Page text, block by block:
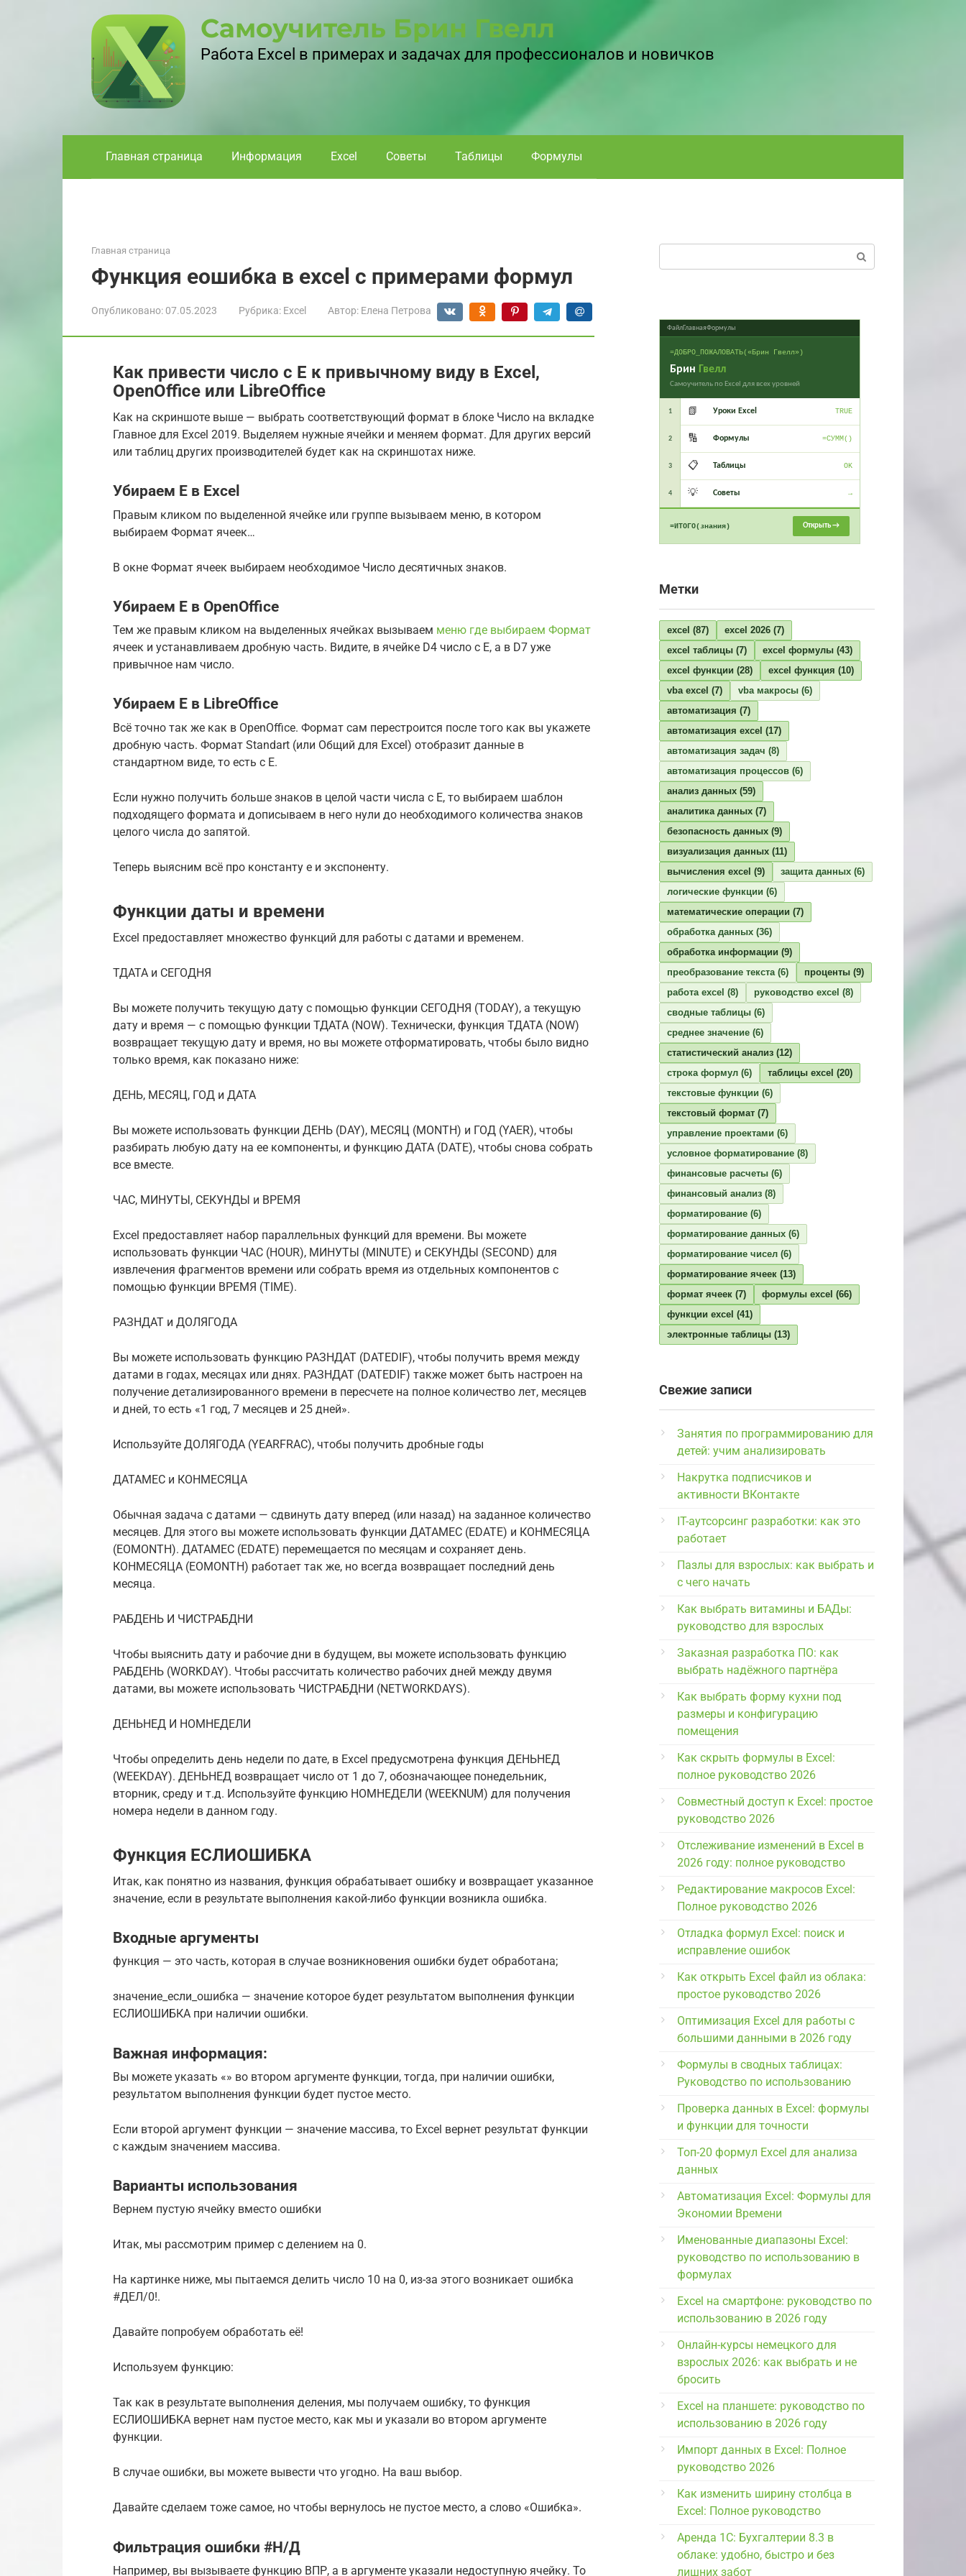
Самоучитель Брин Гвелл
Работа Excel в примерах и задачах для профессионалов и новичков
Главная страница Информация Excel Советы Таблицы Формулы
Главная страница
Функция еошибка в excel с примерами формул
Опубликовано: 07.05.2023 Рубрика: Excel Автор: Елена Петрова
Как привести число с Е к привычному виду в Excel,
OpenOffice или LibreOffice
Как на скриншоте выше — выбрать соответствующий формат в блоке Число на вкладке
Главное для Excel 2019. Выделяем нужные ячейки и меняем формат. Для других версий
или таблиц других производителей будет как на скриншотах ниже.
Убираем Е в Excel
Правым кликом по выделенной ячейке или группе вызываем меню, в котором
выбираем Формат ячеек…
В окне Формат ячеек выбираем необходимое Число десятичных знаков.
Убираем Е в OpenOffice
Тем же правым кликом на выделенных ячейках вызываем меню где выбираем Формат
ячеек и устанавливаем дробную часть. Видите, в ячейке D4 число с E, а в D7 уже
привычное нам число.
Убираем Е в LibreOffice
Всё точно так же как в OpenOffice. Формат сам перестроится после того как вы укажете
дробную часть. Формат Standart (или Общий для Excel) отобразит данные в
стандартном виде, то есть с E.
Если нужно получить больше знаков в целой части числа c E, то выбираем шаблон
подходящего формата и дописываем в него нули до необходимого количества знаков
целого числа до запятой.
Теперь выясним всё про константу e и экспоненту.
Функции даты и времени
Excel предоставляет множество функций для работы с датами и временем.
ТДАТА и СЕГОДНЯ
Вы можете получить текущую дату с помощью функции СЕГОДНЯ (TODAY), а текущую
дату и время — с помощью функции ТДАТА (NOW). Технически, функция ТДАТА (NOW)
возвращает текущую дату и время, но вы можете отформатировать, чтобы было видно
только время, как показано ниже:
ДЕНЬ, МЕСЯЦ, ГОД и ДАТА
Вы можете использовать функции ДЕНЬ (DAY), МЕСЯЦ (MONTH) и ГОД (YAER), чтобы
разбирать любую дату на ее компоненты, и функцию ДАТА (DATE), чтобы снова собрать
все вместе.
ЧАС, МИНУТЫ, СЕКУНДЫ и ВРЕМЯ
Excel предоставляет набор параллельных функций для времени. Вы можете
использовать функции ЧАС (HOUR), МИНУТЫ (MINUTE) и СЕКУНДЫ (SECOND) для
извлечения фрагментов времени или собрать время из отдельных компонентов с
помощью функции ВРЕМЯ (TIME).
РАЗНДАТ и ДОЛЯГОДА
Вы можете использовать функцию РАЗНДАТ (DATEDIF), чтобы получить время между
датами в годах, месяцах или днях. РАЗНДАТ (DATEDIF) также может быть настроен на
получение детализированного времени в пересчете на полное количество лет, месяцев
и дней, то есть «1 год, 7 месяцев и 25 дней».
Используйте ДОЛЯГОДА (YEARFRAC), чтобы получить дробные годы
ДАТАМЕС и КОНМЕСЯЦА
Обычная задача с датами — сдвинуть дату вперед (или назад) на заданное количество
месяцев. Для этого вы можете использовать функции ДАТАМЕС (EDATE) и КОНМЕСЯЦА
(EOMONTH). ДАТАМЕС (EDATE) перемещается по месяцам и сохраняет день.
КОНМЕСЯЦА (EOMONTH) работает так же, но всегда возвращает последний день
месяца.
РАБДЕНЬ И ЧИСТРАБДНИ
Чтобы выяснить дату и рабочие дни в будущем, вы можете использовать функцию
РАБДЕНЬ (WORKDAY). Чтобы рассчитать количество рабочих дней между двумя
датами, вы можете использовать ЧИСТРАБДНИ (NETWORKDAYS).
ДЕНЬНЕД И НОМНЕДЕЛИ
Чтобы определить день недели по дате, в Excel предусмотрена функция ДЕНЬНЕД
(WEEKDAY). ДЕНЬНЕД возвращает число от 1 до 7, обозначающее понедельник,
вторник, среду и т.д. Используйте функцию НОМНЕДЕЛИ (WEEKNUM) для получения
номера недели в данном году.
Функция ЕСЛИОШИБКА
Итак, как понятно из названия, функция обрабатывает ошибку и возвращает указанное
значение, если в результате выполнения какой-либо функции возникла ошибка.
Входные аргументы
функция — это часть, которая в случае возникновения ошибки будет обработана;
значение_если_ошибка — значение которое будет результатом выполнения функции
ЕСЛИОШИБКА при наличии ошибки.
Важная информация:
Вы можете указать «» во втором аргументе функции, тогда, при наличии ошибки,
результатом выполнения функции будет пустое место.
Если второй аргумент функции — значение массива, то Excel вернет результат функции
с каждым значением массива.
Варианты использования
Вернем пустую ячейку вместо ошибки
Итак, мы рассмотрим пример с делением на 0.
На картинке ниже, мы пытаемся делить число 10 на 0, из-за этого возникает ошибка
#ДЕЛ/0!.
Давайте попробуем обработать её!
Используем функцию:
Так как в результате выполнения деления, мы получаем ошибку, то функция
ЕСЛИОШИБКА вернет нам пустое место, как мы и указали во втором аргументе
функции.
В случае ошибки, вы можете вывести что угодно. На ваш выбор.
Давайте сделаем тоже самое, но чтобы вернулось не пустое место, а слово «Ошибка».
Фильтрация ошибки #Н/Д
Например, вы вызываете функцию ВПР, а в аргументе указали недоступную ячейку. То
ФайлГлавнаяФормулы
=ДОБРО_ПОЖАЛОВАТЬ(«Брин Гвелл»)
Брин Гвелл
Самоучитель по Excel для всех уровней
1 📗 Уроки Excel TRUE
2 🔢 Формулы =СУММ()
3 📋 Таблицы OK
4 💡 Советы →
=ИТОГО(знания) Открыть →
Метки
excel (87) excel 2026 (7)
excel таблицы (7) excel формулы (43)
excel функции (28) excel функция (10)
vba excel (7) vba макросы (6)
автоматизация (7)
автоматизация excel (17)
автоматизация задач (8)
автоматизация процессов (6)
анализ данных (59)
аналитика данных (7)
безопасность данных (9)
визуализация данных (11)
вычисления excel (9) защита данных (6)
логические функции (6)
математические операции (7)
обработка данных (36)
обработка информации (9)
преобразование текста(6) проценты (9)
работа excel (8) руководство excel (8)
сводные таблицы (6)
среднее значение (6)
статистический анализ (12)
строка формул (6) таблицы excel (20)
текстовые функции (6)
текстовый формат (7)
управление проектами (6)
условное форматирование (8)
финансовые расчеты (6)
финансовый анализ (8)
форматирование (6)
форматирование данных (6)
форматирование чисел (6)
форматирование ячеек (13)
формат ячеек (7) формулы excel (66)
функции excel (41)
электронные таблицы (13)
Свежие записи
Занятия по программированию для
детей: учим анализировать
Накрутка подписчиков и
активности ВКонтакте
IT-аутсорсинг разработки: как это
работает
Пазлы для взрослых: как выбрать и
с чего начать
Как выбрать витамины и БАДы:
руководство для взрослых
Заказная разработка ПО: как
выбрать надёжного партнёра
Как выбрать форму кухни под
размеры и конфигурацию
помещения
Как скрыть формулы в Excel:
полное руководство 2026
Совместный доступ к Excel: простое
руководство 2026
Отслеживание изменений в Excel в
2026 году: полное руководство
Редактирование макросов Excel:
Полное руководство 2026
Отладка формул Excel: поиск и
исправление ошибок
Как открыть Excel файл из облака:
простое руководство 2026
Оптимизация Excel для работы с
большими данными в 2026 году
Формулы в сводных таблицах:
Руководство по использованию
Проверка данных в Excel: формулы
и функции для точности
Топ-20 формул Excel для анализа
данных
Автоматизация Excel: Формулы для
Экономии Времени
Именованные диапазоны Excel:
руководство по использованию в
формулах
Excel на смартфоне: руководство по
использованию в 2026 году
Онлайн-курсы немецкого для
взрослых 2026: как выбрать и не
бросить
Excel на планшете: руководство по
использованию в 2026 году
Импорт данных в Excel: Полное
руководство 2026
Как изменить ширину столбца в
Excel: Полное руководство
Аренда 1С: Бухгалтерии 8.3 в
облаке: удобно, быстро и без
лишних забот